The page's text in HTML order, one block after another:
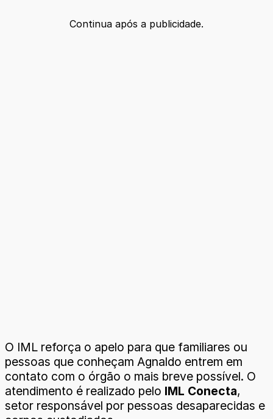
Continua após a publicidade.
O IML reforça o apelo para que familiares ou
pessoas que conheçam Agnaldo entrem em
contato com o órgão o mais breve possível. O
atendimento é realizado pelo IML Conecta,
setor responsável por pessoas desaparecidas e